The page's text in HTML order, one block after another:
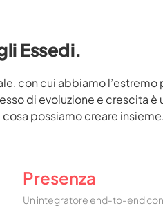
Essedi.
con cui abbiamo
di evoluzione e crescita
possiamo creare insieme.
Presenza
Un integratore end-to-end con